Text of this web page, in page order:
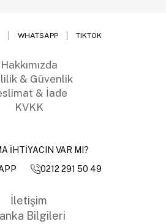
WHATSAPP TIKTOK
Hakkımızda
& Güvenlik
& İade
KVKK
İHTİYACIN VAR MI?
0212 291 50 49
İletişim
Bilgileri